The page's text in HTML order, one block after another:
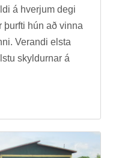
á hverj­um degi
þurfti hún að vinna
Ver­andi elsta
skyld­urn­ar á